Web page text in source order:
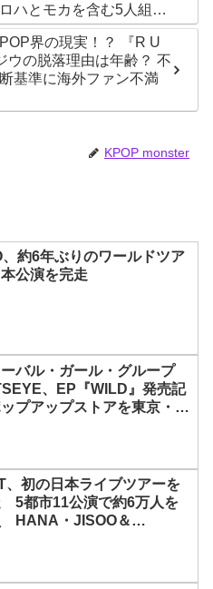
ハとモカを含む5人組ガ
ープ！ デビュー曲
」がいきなりの大ヒッ
界の現実！？ 『R U
ウの脱落理由は年齢？ 不
基準に海外ファン不満
KPOP monster
、約6年ぶりのワールドツア
公演を完走
バル・ガール・グループ
、EP『WILD』発売記
プアップストアを東京・原
、初の日本ライブツアーを
5都市11公演で約6万人を
HANA・JISOO＆